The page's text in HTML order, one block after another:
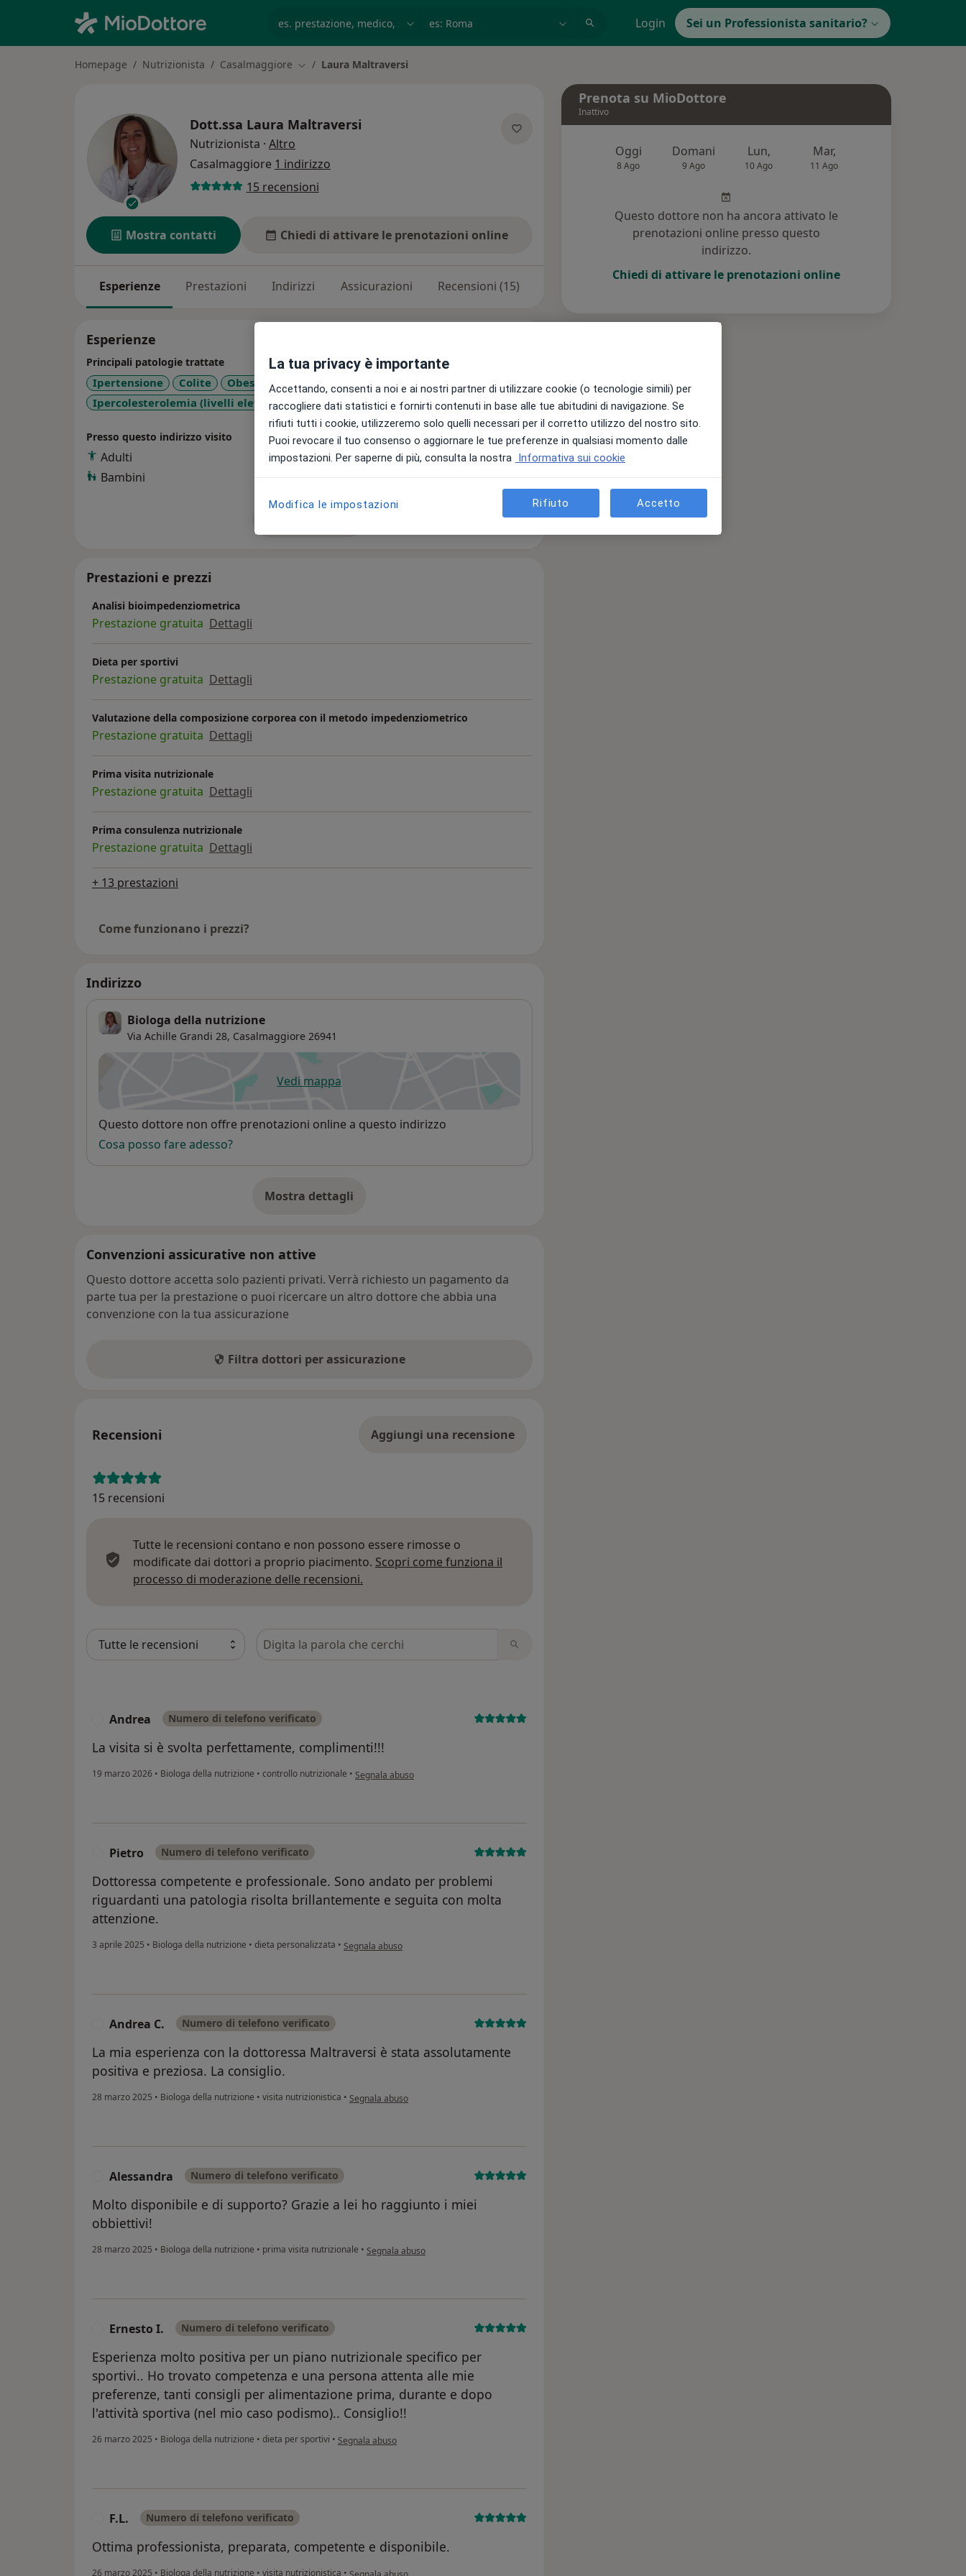
Login Sei un Professionista sanitario?
Homepage Nutrizionista Casalmaggiore Cambia città
Laura Maltraversi
Dott.ssa Laura Maltraversi
Nutrizionista · Altro
Casalmaggiore 1 indirizzo
15 recensioni
Mostra contatti Chiedi di attivare le prenotazioni online
Esperienze Prestazioni Indirizzi Assicurazioni Recensioni (15)
Esperienze
Principali patologie trattate
Ipertensione Colite Obesità
Diabete mellito
Ipercolesterolemia (livelli elevati di colesterolo)
+22a11y_sr_more_diseases
Presso questo indirizzo visito
Adulti
Bambini
Prestazioni e prezzi
Analisi bioimpedenziometrica
Prestazione gratuita Dettagli
Dieta per sportivi
Prestazione gratuita Dettagli
Valutazione della composizione corporea con il metodo impedenziometrico
Prestazione gratuita Dettagli
Prima visita nutrizionale
Prestazione gratuita Dettagli
Prima consulenza nutrizionale
Prestazione gratuita Dettagli
+ 13 prestazioni
Come funzionano i prezzi?
Indirizzo
Biologa della nutrizione
Via Achille Grandi 28, Casalmaggiore 26941
Vedi mappasi apre in una nuova scheda
Disponibilità
Questo dottore non offre prenotazioni online a questo indirizzo
Cosa posso fare adesso?
Mostra dettagli
sull'indirizzo
Convenzioni assicurative non attive
Questo dottore accetta solo pazienti privati. Verrà richiesto un pagamento da
parte tua per la prestazione o puoi ricercare un altro dottore che abbia una
convenzione con la tua assicurazione
Filtra dottori per assicurazione
Recensioni Aggiungi una recensione
15 recensioni
Tutte le recensioni contano e non possono essere rimosse o
modificate dai dottori a proprio piacimento. Scopri come funziona il
processo di moderazione delle recensioni.
Cerca nelle recensioni
Andrea Numero di telefono verificato
La visita si è svolta perfettamente, complimenti!!!
19 marzo 2026 • Biologa della nutrizione • controllo nutrizionale • secondo l'opinione dell'utente Andrea
Segnala abuso
Pietro Numero di telefono verificato
Dottoressa competente e professionale. Sono andato per problemi
riguardanti una patologia risolta brillantemente e seguita con molta
attenzione.
3 aprile 2025 • Biologa della nutrizione • dieta personalizzata • secondo l'opinione dell'utente Pietro
Segnala abuso
Andrea C. Numero di telefono verificato
La mia esperienza con la dottoressa Maltraversi è stata assolutamente
positiva e preziosa. La consiglio.
28 marzo 2025 • Biologa della nutrizione • visita nutrizionistica • secondo l'opinione dell'utente Andrea C.
Segnala abuso
Alessandra Numero di telefono verificato
Molto disponibile e di supporto? Grazie a lei ho raggiunto i miei
obbiettivi!
28 marzo 2025 • Biologa della nutrizione • prima visita nutrizionale • secondo l'opinione dell'utente Alessandra
Segnala abuso
Ernesto I. Numero di telefono verificato
Esperienza molto positiva per un piano nutrizionale specifico per
sportivi.. Ho trovato competenza e una persona attenta alle mie
preferenze, tanti consigli per alimentazione prima, durante e dopo
l'attività sportiva (nel mio caso podismo).. Consiglio!!
26 marzo 2025 • Biologa della nutrizione • dieta per sportivi • secondo l'opinione dell'utente Ernesto I.
Segnala abuso
F.L. Numero di telefono verificato
Ottima professionista, preparata, competente e disponibile.
26 marzo 2025 • Biologa della nutrizione • visita nutrizionistica • secondo l'opinione dell'utente F.L.
Prenota su MioDottore
Inattivo
Oggi
8 Ago
Domani
9 Ago
Lun,
10 Ago
Mar,
11 Ago
Questo dottore non ha ancora attivato le
prenotazioni online presso questo
indirizzo.
Chiedi di attivare le prenotazioni online
La tua privacy è importante
Accettando, consenti a noi e ai nostri partner di utilizzare cookie (o tecnologie simili) per
raccogliere dati statistici e fornirti contenuti in base alle tue abitudini di navigazione. Se
rifiuti tutti i cookie, utilizzeremo solo quelli necessari per il corretto utilizzo del nostro sito.
Puoi revocare il tuo consenso o aggiornare le tue preferenze in qualsiasi momento dalle
impostazioni. Per saperne di più, consulta la nostra Informativa sui cookie
Modifica le impostazioni Rifiuto Accetto